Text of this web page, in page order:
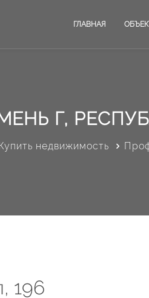
ГЛАВНАЯ
Г,
недвижимость
196